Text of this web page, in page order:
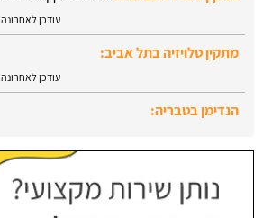
עודכן לאחרונה:
מתקין טלויזיה בתל אביב:
עודכן לאחרונה:
הנדימן בטבריה: